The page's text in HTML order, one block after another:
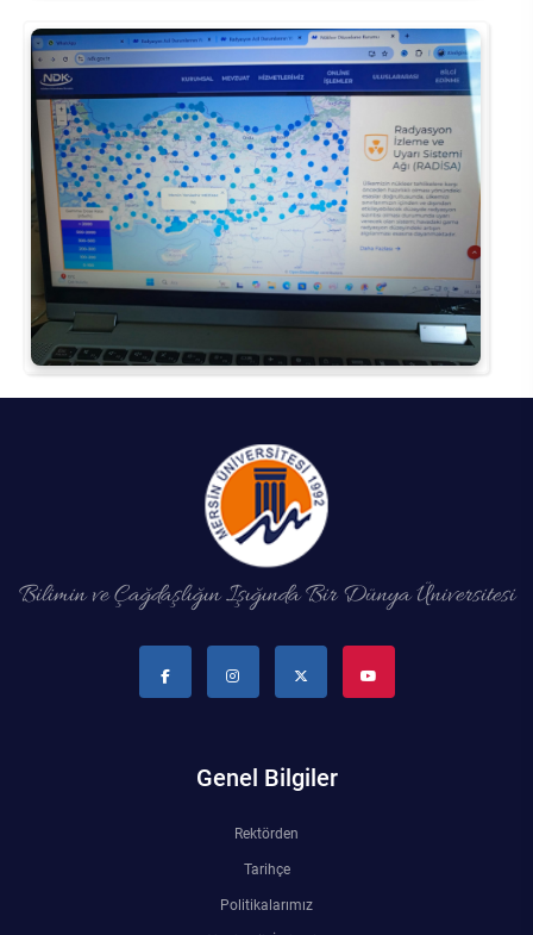
Bilimin ve Çağdaşlığın Işığında Bir Dünya Üniversitesi
Genel Bilgiler
Rektörden
Tarihçe
Politikalarımız